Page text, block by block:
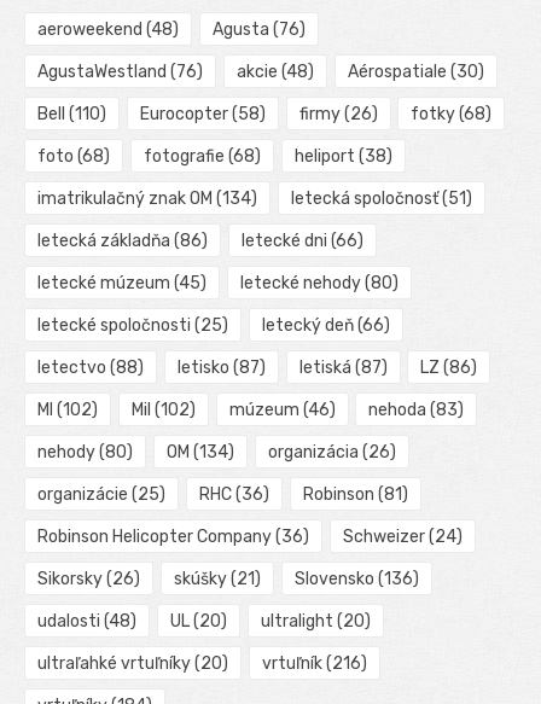
aeroweekend (48) Agusta (76)
AgustaWestland (76) akcie (48) Aérospatiale (30)
Bell (110) Eurocopter(58) firmy(26) fotky(68)
foto (68) fotografie (68) heliport (38)
imatrikulačný znak OM (134) letecká spoločnosť(51)
letecká základňa (86) letecké dni (66)
letecké múzeum (45) letecké nehody(80)
letecké spoločnosti (25) letecký deň(66)
letectvo (88) letisko (87) letiská (87) LZ (86)
MI (102) Mil (102) múzeum (46) nehoda (83)
nehody(80) OM (134) organizácia (26)
organizácie (25) RHC(36) Robinson (81)
Robinson Helicopter Company(36) Schweizer(24)
Sikorsky(26) skúšky(21) Slovensko (136)
udalosti (48) UL(20) ultralight (20)
ultraľahké vrtuľníky(20) vrtuľník(216)